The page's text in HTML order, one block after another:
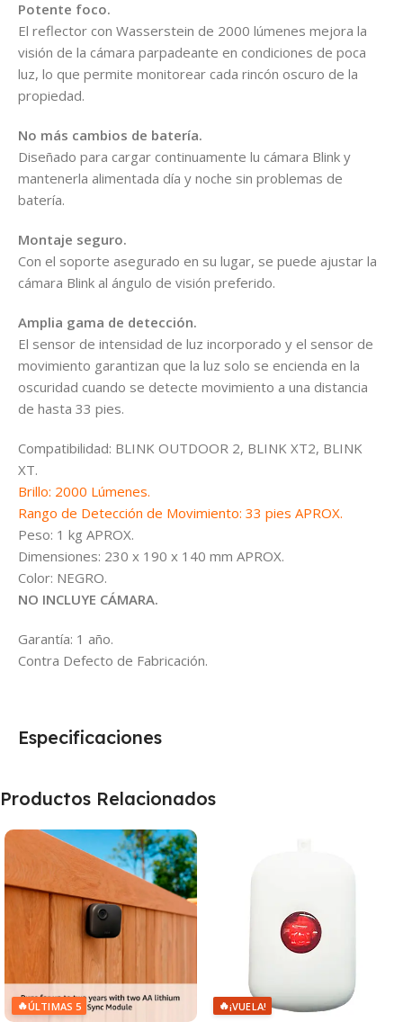
Potente foco.
El reflector con Wasserstein de 2000 lúmenes mejora la
visión de la cámara parpadeante en condiciones de poca
luz, lo que permite monitorear cada rincón oscuro de la
propiedad.
No más cambios de batería.
Diseñado para cargar continuamente lu cámara Blink y
mantenerla alimentada día y noche sin problemas de
batería.
Montaje seguro.
Con el soporte asegurado en su lugar, se puede ajustar la
cámara Blink al ángulo de visión preferido.
Amplia gama de detección.
El sensor de intensidad de luz incorporado y el sensor de
movimiento garantizan que la luz solo se encienda en la
oscuridad cuando se detecte movimiento a una distancia
de hasta 33 pies.
Compatibilidad: BLINK OUTDOOR 2, BLINK XT2, BLINK
XT.
Brillo: 2000 Lúmenes.
Rango de Detección de Movimiento: 33 pies APROX.
Peso: 1 kg APROX.
Dimensiones: ‎230 x 190 x 140 mm APROX.
Color: NEGRO.
NO INCLUYE CÁMARA.
Garantía: 1 año.
Contra Defecto de Fabricación.
Especificaciones
Productos Relacionados
🔥ÚLTIMAS 5 🔥¡VUELA!